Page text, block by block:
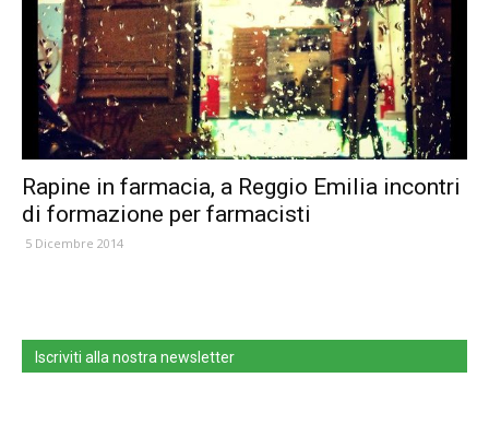
Rapine in farmacia, a Reggio Emilia incontri
di formazione per farmacisti
5 Dicembre 2014
Iscriviti alla nostra newsletter